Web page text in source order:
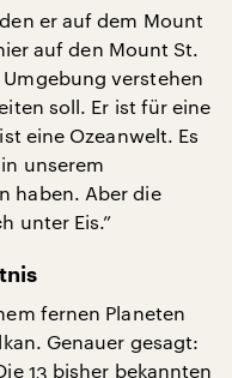
er auf dem Mount
auf den Mount St.
verstehen
soll. Er ist für eine
eine Ozeanwelt. Es
unserem
haben. Aber die
unter Eis.”
fernen Planeten
Genauer gesagt:
13 bisher bekannten